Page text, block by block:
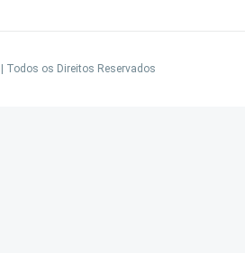
| Todos os Direitos Reservados